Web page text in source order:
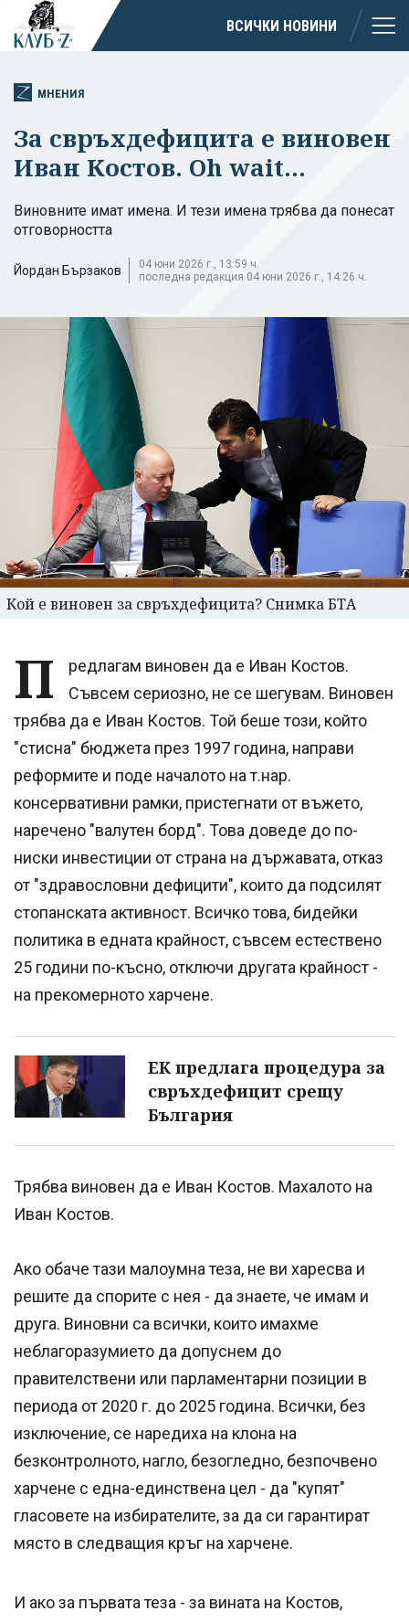
ВСИЧКИ НОВИНИ
МНЕНИЯ
За свръхдефицита е виновен
Иван Костов. Oh wait...
Виновните имат имена. И тези имена трябва да понесат
отговорността
Йордан Бързаков
04 юни 2026 г., 13:59 ч.
последна редакция 04 юни 2026 г., 14:26 ч.
Кой е виновен за свръхдефицита? Снимка БТА
П
редлагам виновен да е Иван Костов.
Съвсем сериозно, не се шегувам. Виновен
трябва да е Иван Костов. Той беше този, който
"стисна" бюджета през 1997 година, направи
реформите и поде началото на т.нар.
консервативни рамки, пристегнати от въжето,
наречено "валутен борд". Това доведе до по-
ниски инвестиции от страна на държавата, отказ
от "здравословни дефицити", които да подсилят
стопанската активност. Всичко това, бидейки
политика в едната крайност, съвсем естествено
25 години по-късно, отключи другата крайност -
на прекомерното харчене.
ЕК предлага процедура за
свръхдефицит срещу
България
Трябва виновен да е Иван Костов. Махалото на
Иван Костов.
Ако обаче тази малоумна теза, не ви харесва и
решите да спорите с нея - да знаете, че имам и
друга. Виновни са всички, които имахме
неблагоразумието да допуснем до
правителствени или парламентарни позиции в
периода от 2020 г. до 2025 година. Всички, без
изключение, се наредиха на клона на
безконтролното, нагло, безогледно, безпочвено
харчене с една-единствена цел - да "купят"
гласовете на избирателите, за да си гарантират
място в следващия кръг на харчене.
И ако за първата теза - за вината на Костов,